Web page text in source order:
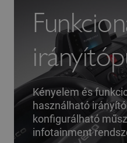
Kényelem és
használható
konfigurálható
infotainment